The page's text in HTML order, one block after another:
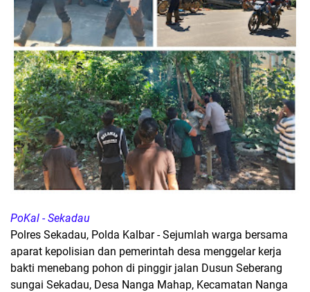
PoKal - Sekadau
Polres Sekadau, Polda Kalbar - Sejumlah warga bersama
aparat kepolisian dan pemerintah desa menggelar kerja
bakti menebang pohon di pinggir jalan Dusun Seberang
sungai Sekadau, Desa Nanga Mahap, Kecamatan Nanga